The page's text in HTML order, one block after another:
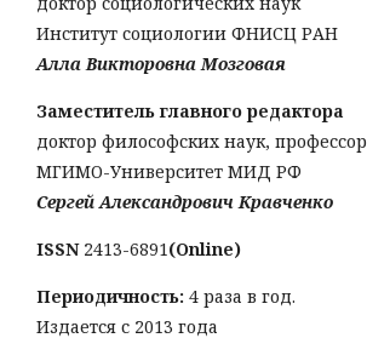
Институт социологии ФНИСЦ РАН
Алла Викторовна Мозговая
Заместитель главного редактора
доктор философских наук, профессор
МГИМО-Университет МИД РФ
Сергей Александрович Кравченко
ISSN 2413-6891(Online)
Периодичность: 4 раза в год.
Издается с 2013 года